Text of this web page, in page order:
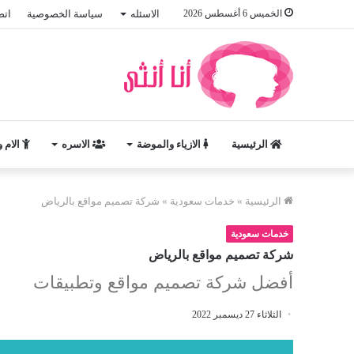
الخميس 6 أغسطس 2026 الاسئله سياسة الخصوصية
الرئيسية الازياء والموضة الاسره
الرئيسية » خدمات سعودية » شركة تصميم مواقع بالرياض
خدمات سعودية
شركة تصميم مواقع بالرياض
أفضل شركة تصميم مواقع وتطبيقات
الثلاثاء 27 ديسمبر 2022